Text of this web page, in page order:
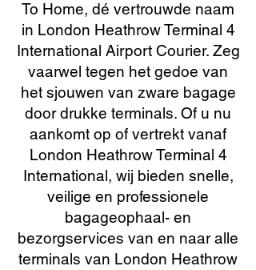
To Home, dé vertrouwde naam
in London Heathrow Terminal 4
International Airport Courier. Zeg
vaarwel tegen het gedoe van
het sjouwen van zware bagage
door drukke terminals. Of u nu
aankomt op of vertrekt vanaf
London Heathrow Terminal 4
International, wij bieden snelle,
veilige en professionele
bagageophaal- en
bezorgservices van en naar alle
terminals van London Heathrow